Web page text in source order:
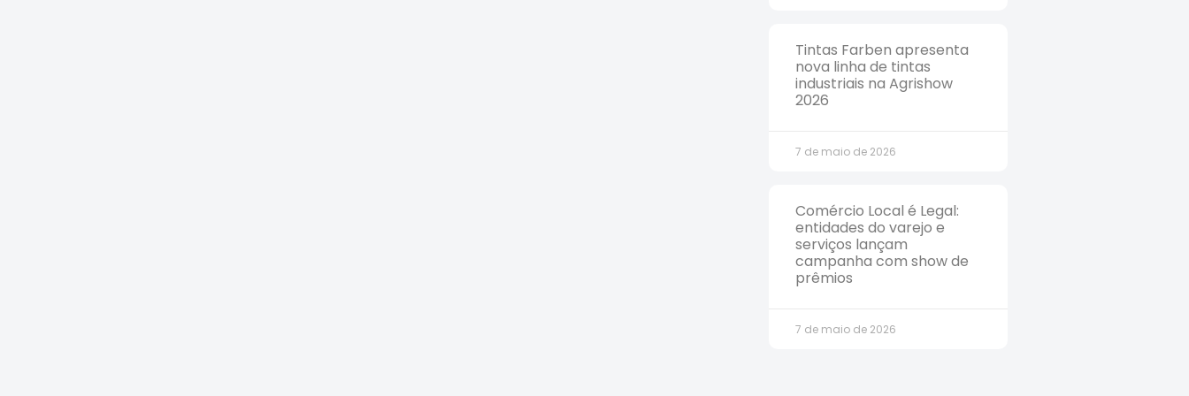
Tintas Farben apresenta
nova linha de tintas
industriais na Agrishow
2026
7 de maio de 2026
Comércio Local é Legal:
entidades do varejo e
serviços lançam
campanha com show de
prêmios
7 de maio de 2026